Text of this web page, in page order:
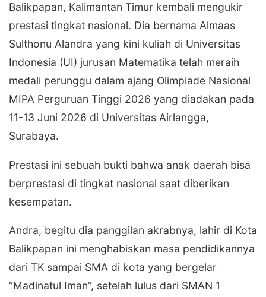
Balikpapan, Kalimantan Timur kembali mengukir
prestasi tingkat nasional. Dia bernama Almaas
Sulthonu Alandra yang kini kuliah di Universitas
Indonesia (UI) jurusan Matematika telah meraih
medali perunggu dalam ajang Olimpiade Nasional
MIPA Perguruan Tinggi 2026 yang diadakan pada
11-13 Juni 2026 di Universitas Airlangga,
Surabaya.
Prestasi ini sebuah bukti bahwa anak daerah bisa
berprestasi di tingkat nasional saat diberikan
kesempatan.
Andra, begitu dia panggilan akrabnya, lahir di Kota
Balikpapan ini menghabiskan masa pendidikannya
dari TK sampai SMA di kota yang bergelar
“Madinatul Iman”, setelah lulus dari SMAN 1